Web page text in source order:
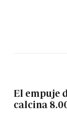
El empuje
calcina